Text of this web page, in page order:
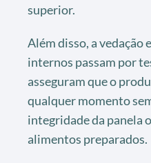
superior.
Além disso, a vedação
internos passam por
asseguram que o
qualquer momento
integridade da panela
alimentos preparados.